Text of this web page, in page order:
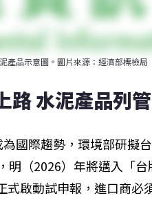
產品示意圖。圖片來源：經濟部標檢局
水泥產品列
國際趨勢，環境部研擬
明（2026）年將邁入「
式啟動試申報，進口商必